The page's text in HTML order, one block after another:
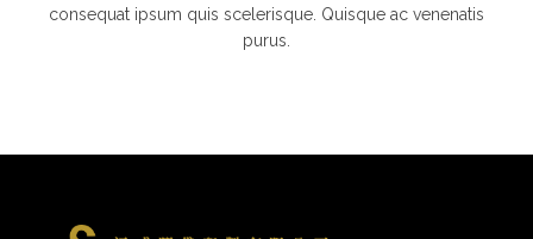
consequat ipsum quis scelerisque. Quisque ac venenatis
purus.